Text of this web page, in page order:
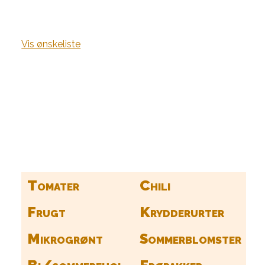
Vis ønskeliste
Tomater
Chili
Frugt
Krydderurter
Mikrogrønt
Sommerblomster